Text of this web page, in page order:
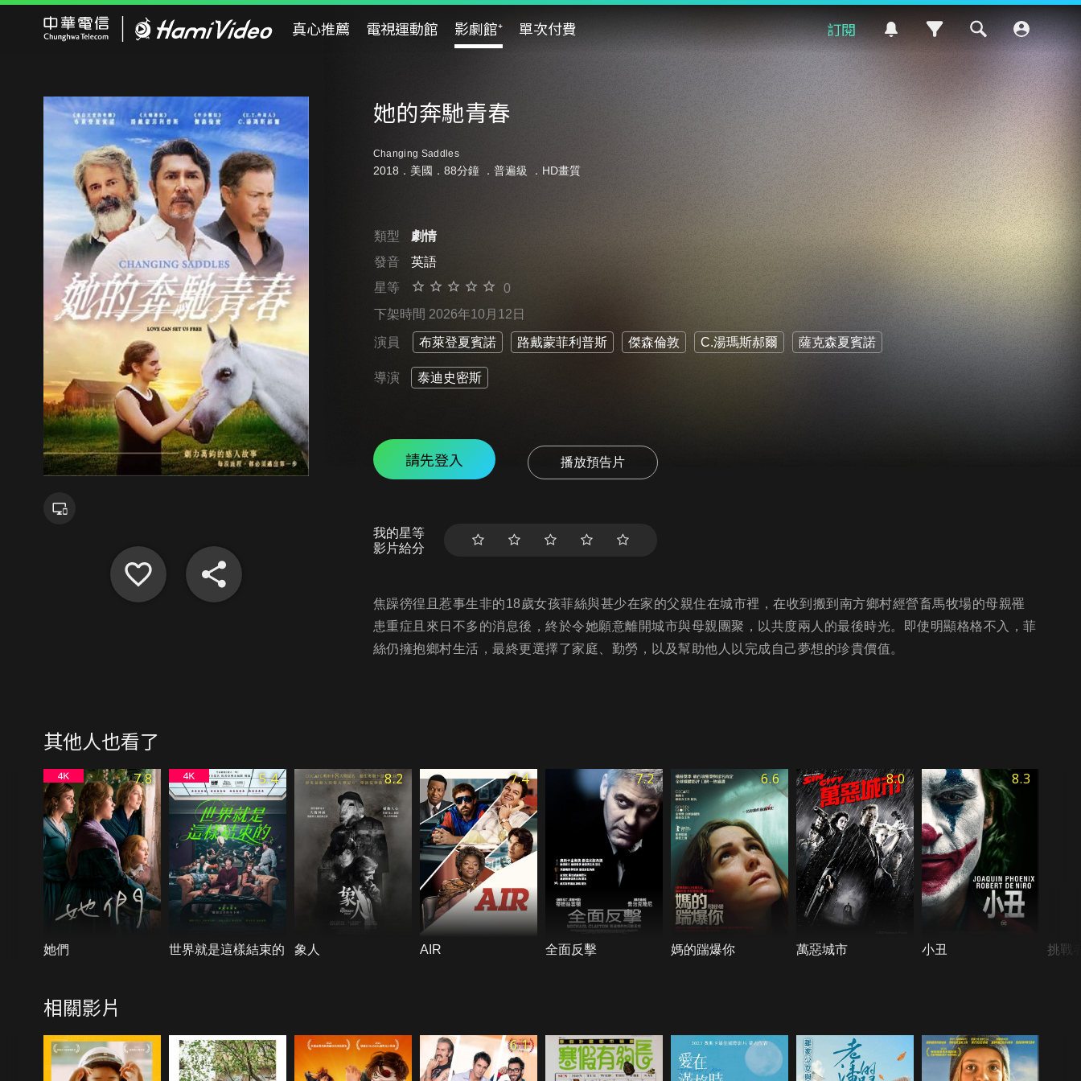
真心推薦 電視運動館 影劇館⁺ 單次付費 訂閱
她的奔馳青春
Changing Saddles
2018．美國．88分鐘 ． 普遍級 ．HD畫質
類型
劇情
發音
英語
星等
0
下架時間 2026年10月12日
演員 布萊登夏賓諾 路戴蒙菲利普斯 傑森倫敦 C.湯瑪斯郝爾 薩克森夏賓諾
導演 泰迪史密斯
請先登入 播放預告片
我的星等
影片給分
焦躁徬徨且惹事生非的18歲女孩菲絲與甚少在家的父親住在城市裡，在收到搬到南方鄉村經營畜馬牧場的母親罹
患重症且來日不多的消息後，終於令她願意離開城市與母親團聚，以共度兩人的最後時光。即使明顯格格不入，菲
絲仍擁抱鄉村生活，最終更選擇了家庭、勤勞，以及幫助他人以完成自己夢想的珍貴價值。
其他人也看了
7.8
她們
5.4
世界就是這樣結束的
8.2
象人
7.4
AIR
7.2
全面反擊
6.6
媽的踹爆你
8.0
萬惡城市
8.3
小丑 挑戰
相關影片
6.1